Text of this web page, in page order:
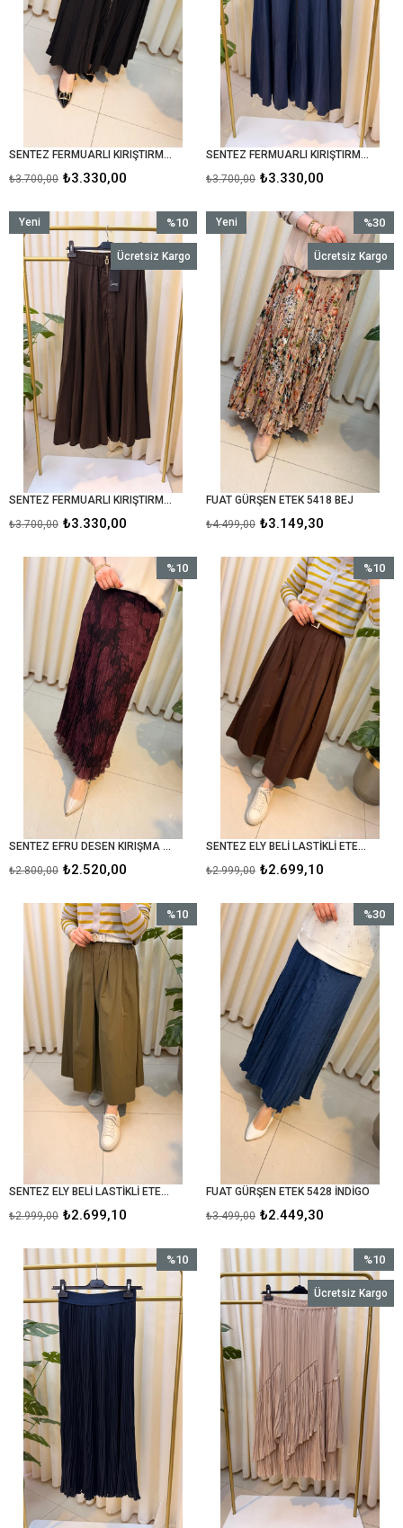
SENTEZ FERMUARLI KIRIŞTIRMA ETEK 5490 SİYAH
₺3.330,00
₺3.700,00
SENTEZ FERMUARLI KIRIŞTIRMA ETEK 5490 LACİVERT
₺3.330,00
₺3.700,00
SENTEZ FERMUARLI KIRIŞTIRMA ETEK 5490 KAHVE
₺3.330,00
₺3.700,00
%10
İndirim
%10İndirim
Ücretsiz Kargo
Yeni
Ürün
FUAT GÜRŞEN ETEK 5418 BEJ
₺3.149,30
₺4.499,00
%30
İndirim
Ücretsiz Kargo
Yeni
Ürün
SENTEZ EFRU DESEN KIRIŞMA ETEK 5482 BORDO
₺2.520,00
₺2.800,00
%10
İndirim
%10İndirim
SENTEZ ELY BELİ LASTİKLİ ETEK 5479 KAHVE
₺2.699,10
₺2.999,00
%10
İndirim
SENTEZ ELY BELİ LASTİKLİ ETEK 5479 HAKİ
₺2.699,10
₺2.999,00
%10
İndirim
%10İndirim
FUAT GÜRŞEN ETEK 5428 İNDİGO
₺2.449,30
₺3.499,00
%30
İndirim
%10
İndirim
%10İndirim
%10
İndirim
Ücretsiz Kargo